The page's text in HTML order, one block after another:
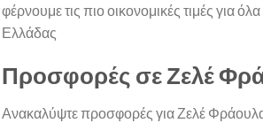
φέρνουμε τις πιο οικονομικές τιμές για
Ελλάδας
Προσφορές σε Ζελέ
Ανακαλύψτε προσφορές για Ζελέ